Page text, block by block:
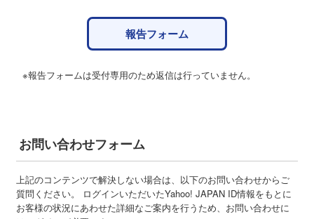
報告フォーム
※報告フォームは受付専用のため返信は行っていません。
お問い合わせフォーム
上記のコンテンツで解決しない場合は、以下のお問い合わせからご
質問ください。 ログインいただいたYahoo! JAPAN ID情報をもとに
お客様の状況にあわせた詳細なご案内を行うため、お問い合わせに